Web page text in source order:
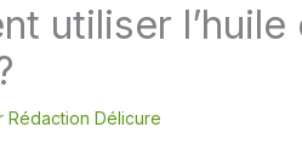
utiliser
Rédaction Délicure